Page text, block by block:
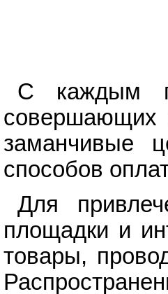
С каждым
совершающих
заманчивые
способов
Для
площадки и
товары,